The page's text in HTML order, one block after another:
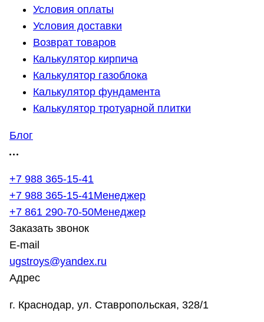
Условия оплаты
Условия доставки
Возврат товаров
Калькулятор кирпича
Калькулятор газоблока
Калькулятор фундамента
Калькулятор тротуарной плитки
Блог
+7 988 365-15-41
+7 988 365-15-41Менеджер
+7 861 290-70-50Менеджер
Заказать звонок
E-mail
ugstroys@yandex.ru
Адрес
г. Краснодар, ул. Ставропольская, 328/1